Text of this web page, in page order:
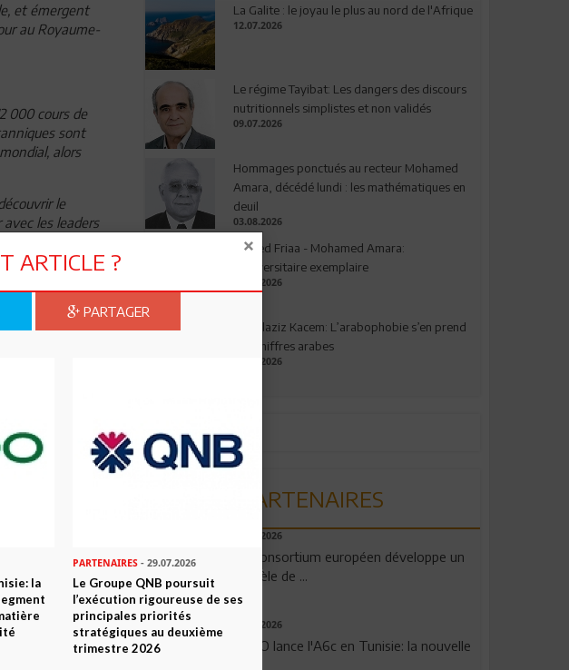
et émergent
au Royaume-
000 cours de
sont
alors
le
les leaders
ont remporté un
leurs histoires à
Uni,
d'études
pour les
d'opinion.
international
La Galite : le joyau le plus au nord de l'Afrique
12.07.2026
Le régime Tayibat: Les dangers des discours
nutritionnels simplistes et non validés
09.07.2026
Hommages ponctués au recteur Mohamed
Amara, décédé lundi : les mathématiques en
deuil
03.08.2026
Ahmed Friaa - Mohamed Amara:
l’Universitaire exemplaire
04.08.2026
Abdelaziz Kacem: L’arabophobie s’en prend
aux chiffres arabes
09.07.2026
PARTENAIRES
06.08.2026
Un consortium européen développe un
modèle de ...
04.08.2026
OPPO lance l'A6c en Tunisie: la nouvelle
ARTICLE ?
PARTAGER
la
PARTENAIRES- 29.07.2026
Le Groupe QNB poursuit
l’exécution rigoureuse de ses
principales priorités
stratégiques au deuxième
trimestre 2026